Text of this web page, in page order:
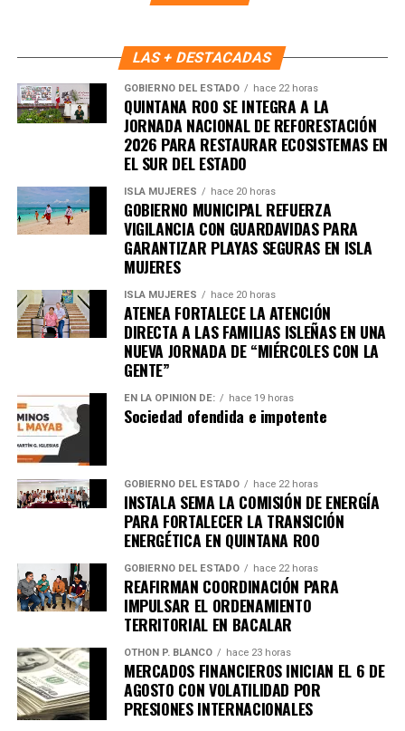
responsabilidad compartida.
Fuente: 5to Poder Agencia de Noticias
Únete al canal oficial de WhatsApp de
Quinto Podery recibe las noticias más
importantes de Quintana Roo directamente
en tu teléfono.
Unirme al canal de WhatsApp
LAS + DESTACADAS
GOBIERNO DEL ESTADO hace 22 horas
QUINTANA ROO SE INTEGRA A LA
JORNADA NACIONAL DE REFORESTACIÓN
2026 PARA RESTAURAR ECOSISTEMAS EN
EL SUR DEL ESTADO
ISLA MUJERES hace 20 horas
GOBIERNO MUNICIPAL REFUERZA
VIGILANCIA CON GUARDAVIDAS PARA
GARANTIZAR PLAYAS SEGURAS EN ISLA
MUJERES
ISLA MUJERES hace 20 horas
ATENEA FORTALECE LA ATENCIÓN
DIRECTA A LAS FAMILIAS ISLEÑAS EN UNA
NUEVA JORNADA DE “MIÉRCOLES CON LA
GENTE”
EN LA OPINIÓN DE: hace 19 horas
Sociedad ofendida e impotente
GOBIERNO DEL ESTADO hace 22 horas
INSTALA SEMA LA COMISIÓN DE ENERGÍA
PARA FORTALECER LA TRANSICIÓN
ENERGÉTICA EN QUINTANA ROO
GOBIERNO DEL ESTADO hace 22 horas
REAFIRMAN COORDINACIÓN PARA
IMPULSAR EL ORDENAMIENTO
TERRITORIAL EN BACALAR
OTHON P. BLANCO hace 23 horas
MERCADOS FINANCIEROS INICIAN EL 6 DE
AGOSTO CON VOLATILIDAD POR
PRESIONES INTERNACIONALES